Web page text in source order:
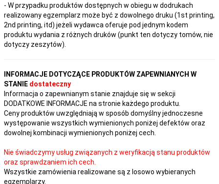
- W przypadku produktów dostępnych w obiegu w dodrukach
realizowany egzemplarz może być z dowolnego druku (1st printing,
2nd printing, itd) jeżeli wydawca oferuje pod jednym kodem
produktu wydania z różnych druków (punkt ten dotyczy tomów, nie
dotyczy zeszytów).
INFORMACJE DOTYCZĄCE PRODUKTÓW ZAPEWNIANYCH W
STANIE dostateczny
Informacja o zapewnianym stanie znajduje się w sekcji
DODATKOWE INFORMACJE na stronie każdego produktu.
Ceny produktów uwzględniają w sposób domyślny jednoczesne
występowanie wszystkich wymienionych poniżej defektów oraz
dowolnej kombinacji wymienionych poniżej cech.
Nie świadczymy usług związanych z weryfikacją stanu produktów
oraz sprawdzaniem ich cech.
Wszystkie zamówienia realizowane są z losowo wybieranych
egzemplarzy.